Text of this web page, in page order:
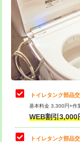
トイレタンク部品
基本料金 3,300円+作
WEB割引
トイレタンク部品